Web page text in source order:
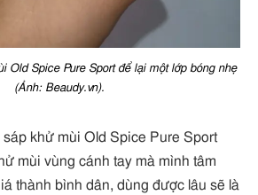
Old Spice Pure Sport để lại một lớp bóng nhẹ
(Ảnh: Beaudy.vn).
khử mùi Old Spice Pure Sport
mùi vùng cánh tay mà mình tâm
thành bình dân, dùng được lâu sẽ là